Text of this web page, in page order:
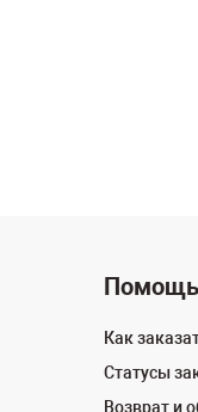
Помощь
Как
Статусы
Возврат и